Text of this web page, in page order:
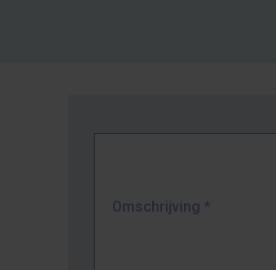
Omschrijving *